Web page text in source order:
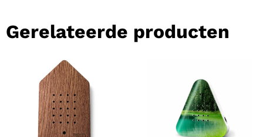
Gerelateerde producten